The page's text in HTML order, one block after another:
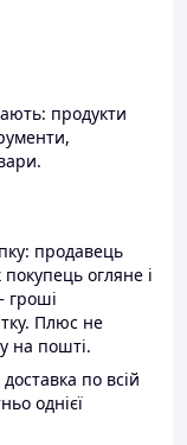
продукти
продавець
огляне і
гроші
Плюс не
на пошті.
по всій
однієї